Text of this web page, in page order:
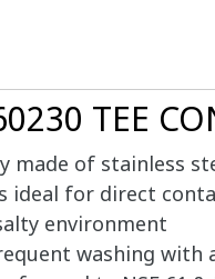
TEE
made of stainless
ideal for direct
environment
washing with